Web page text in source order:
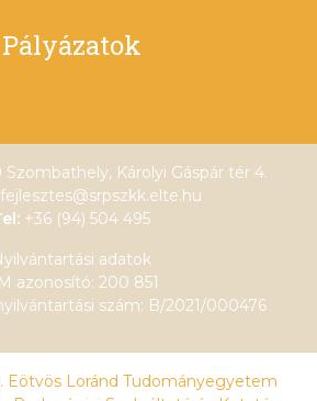
Pályázatok
Szombathely, Károlyi Gáspár tér 4.
fejlesztes@srpszkk.elte.hu
+36 (94) 504 495
adatok
azonosító: 200 851
szám: B/2021/000476
Eötvös Loránd Tudományegyetem